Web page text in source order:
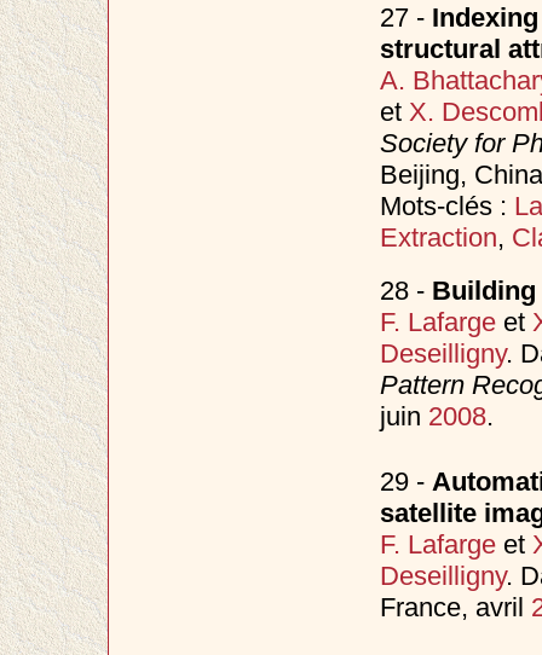
27 -
structural
A.
et X.
Society for
Beijing,
Mots-clés :
Extraction,
28 - Building
F. Lafargeet
Deseilligny.
Pattern
juin 2008.
29 -
satellite
F. Lafargeet
Deseilligny.
France, avril